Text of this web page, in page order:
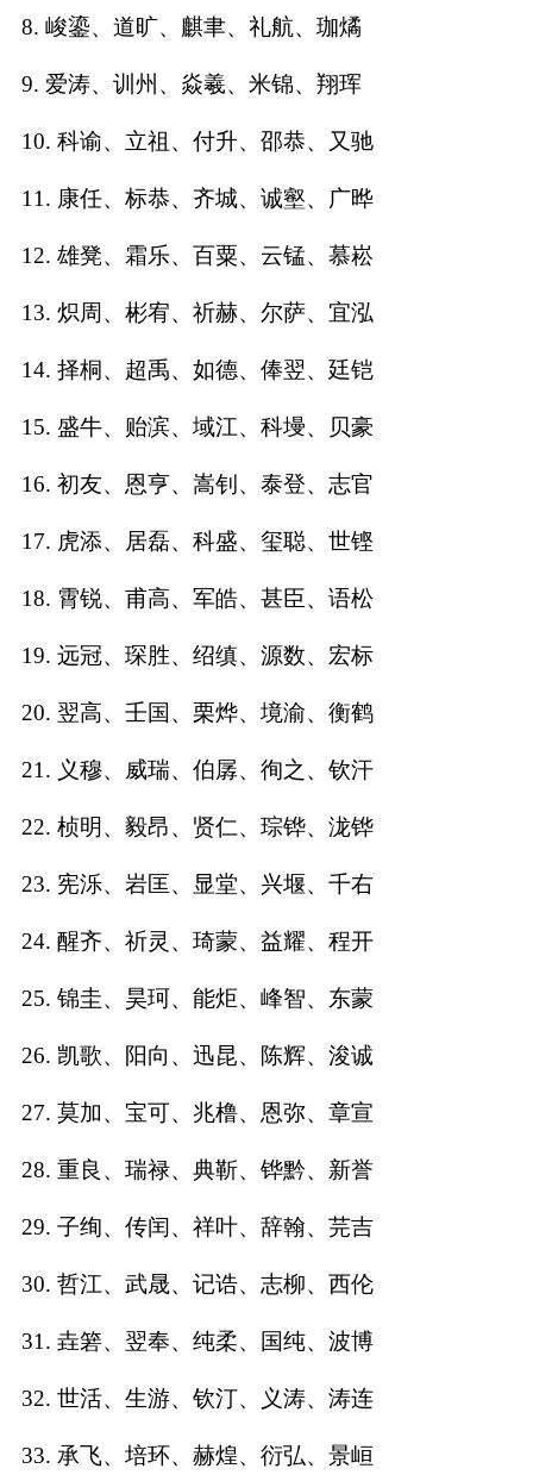
蛇年起名
龙年起名
兔年起名
虎年起名
取
名
字
取
打
起
起
8. 峻鎏、道旷、麒聿、礼航、珈燏
9. 爱涛、训州、焱羲、米锦、翔珲
10. 科谕、立祖、付升、邵恭、又驰
11. 康任、标恭、齐城、诚壑、广晔
12. 雄凳、霜乐、百粟、云锰、慕崧
13. 炽周、彬宥、祈赫、尔萨、宜泓
14. 择桐、超禹、如德、俸翌、廷铠
15. 盛牛、贻滨、域江、科墁、贝豪
16. 初友、恩亨、嵩钊、泰登、志官
17. 虎添、居磊、科盛、玺聪、世铿
18. 霄锐、甫高、军皓、甚臣、语松
19. 远冠、琛胜、绍缜、源数、宏标
20. 翌高、壬国、栗烨、境渝、衡鹤
21. 义穆、威瑞、伯孱、徇之、钦汗
22. 桢明、毅昂、贤仁、琮铧、泷铧
23. 宪泺、岩匡、显堂、兴堰、千右
24. 醒齐、祈灵、琦蒙、益耀、程开
25. 锦圭、昊珂、能炬、峰智、东蒙
26. 凯歌、阳向、迅昆、陈辉、浚诚
27. 莫加、宝可、兆橹、恩弥、章宣
28. 重良、瑞禄、典靳、铧黔、新誉
29. 子绚、传闰、祥叶、辞翰、芫吉
30. 哲江、武晟、记诰、志柳、西伦
31. 垚箬、翌奉、纯柔、国纯、波博
32. 世活、生游、钦汀、义涛、涛连
33. 承飞、培环、赫煌、衍弘、景峘